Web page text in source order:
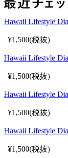
Hawaii Lifestyle
¥1,500(税抜)
Hawaii Lifestyle
¥1,500(税抜)
Hawaii Lifestyle
¥1,500(税抜)
Hawaii Lifestyle
¥1,500(税抜)